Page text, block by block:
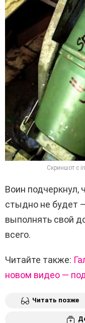
Скриншот с
Воин подчеркнул,
стыдно не будет
выполнять свой
всего.
Читайте также:
новом видео —
Читать позже